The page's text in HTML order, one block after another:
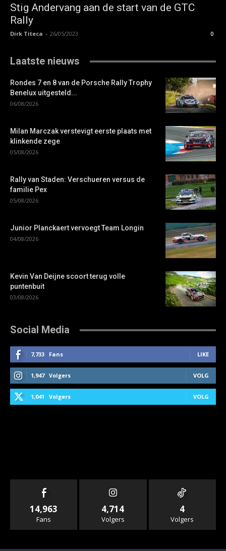
Stig Andervang aan de start van de GTC
Rally
Dirk Titeca - 26/05/2023 0
Laatste nieuws
Rondes 7 en 8 van de Porsche Rally Trophy
Benelux uitgesteld...
06/08/2026
Milan Marczak verstevigt eerste plaats met
klinkende zege
05/08/2026
Rally van Staden: Verschueren versus de
familie Pex
05/08/2026
Junior Planckaert vervoegt Team Longin
04/08/2026
Kevin Van Deijne scoort terug volle
puntenbuit
03/08/2026
Social Media
7,733 Fans LIKE
1,947 Volgers VOLG
1,041 Volgers VOLG
14,963
Fans
4,714
Volgers
4
Volgers